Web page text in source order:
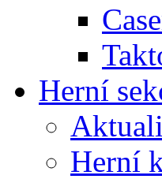
Herní
Herní